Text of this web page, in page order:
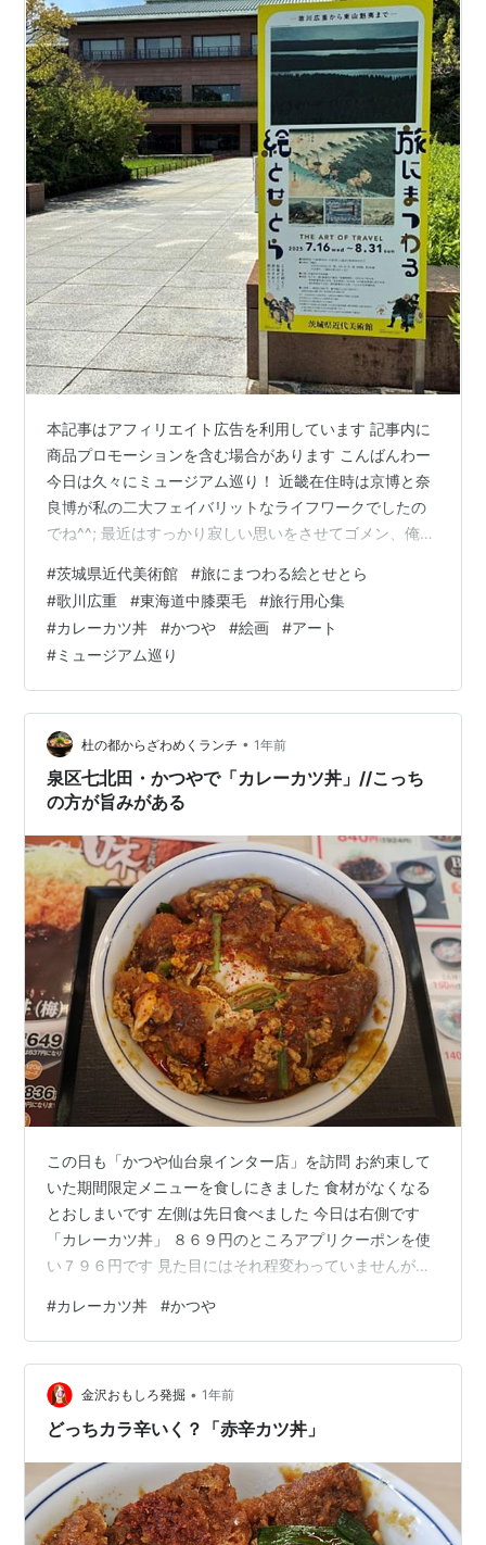
本記事はアフィリエイト広告を利用しています 記事内に
商品プロモーションを含む場合があります こんばんわー
今日は久々にミュージアム巡り！ 近畿在住時は京博と奈
良博が私の二大フェイバリットなライフワークでしたの
でね^^; 最近はすっかり寂しい思いをさせてゴメン、俺！
www.modernart.museum.ibk.ed.jp 茨城県近代美術館で
開催中の 【旅にまつわる絵とせとら】 旅にまつわる絵画
展ということで、旅も好きな私には興味深い催しでした
(^^) まあ･･単純に歌川広重が観たかった･･というのはあ
りますけどね^^; ということで、初めてやって来ました
「…
#茨城県近代美術館 #旅にまつわる絵とせとら
#歌川広重 #東海道中膝栗毛 #旅行用心集
#カレーカツ丼 #かつや #絵画 #アート
#ミュージアム巡り
杜の都からざわめくランチ • 1年前
泉区七北田・かつやで「カレーカツ丼」//こっち
の方が旨みがある
この日も「かつや仙台泉インター店」を訪問 お約束して
いた期間限定メニューを食しにきました 食材がなくなる
とおしまいです 左側は先日食べました 今日は右側です
「カレーカツ丼」 ８６９円のところアプリクーポンを使
い７９６円です 見た目にはそれ程変わっていませんがカ
おそらく衛生上の問題からでしょう （メニュー表では生
卵） ルーの上に唐辛子がパラパラ振りかけられていた 丼
の縁を拭いてくれるとキレイに見えるんだが(~_~;)・・・
結論 こっちのほうがカレーの旨みも入っていておいしか
った 辛さは同じくらい ごちそうさまでした 住所：宮城
#カレーカツ丼 #かつや
金沢おもしろ発掘 • 1年前
どっちカラ辛いく？「赤辛カツ丼」